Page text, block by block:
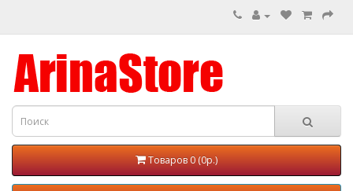
Товаров 0 (0р.)